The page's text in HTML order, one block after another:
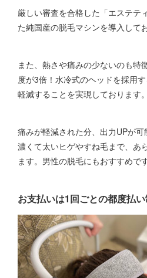
厳しい審査を合格した「エステテ
た純国産の脱毛マシンを導入して
また、熱さや痛みの少ないのも特
度が3倍！水冷式のヘッドを採用
軽減することを実現しております。
痛みが軽減された分、出力UPが
濃くて太いヒゲやすね毛まで、あ
ます。男性の脱毛にもおすすめです
お支払いは1回ごとの都度払い